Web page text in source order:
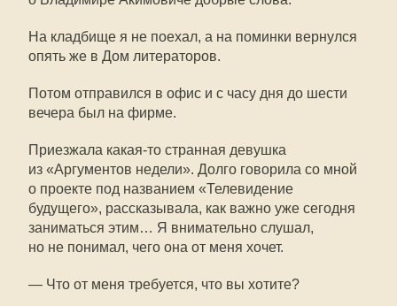
На кладбище я не поехал, а на поминки вернулся
опять же в Дом литераторов.
Потом отправился в офис и с часу дня до шести
вечера был на фирме.
Приезжала какая-то странная девушка
из «Аргументов недели». Долго говорила со мной
о проекте под названием «Телевидение
будущего», рассказывала, как важно уже сегодня
заниматься этим… Я внимательно слушал,
но не понимал, чего она от меня хочет.
— Что от меня требуется, что вы хотите?